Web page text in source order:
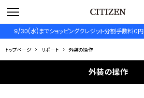
9/30(水)までショッピングクレジット分割手数料０円
トップページ サポート 外装の操作
外装の操作